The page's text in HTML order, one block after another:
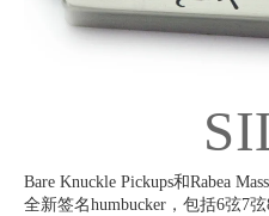
Bare Knuckle Pickups和Rabea
全新签名humbucker，包括6弦7